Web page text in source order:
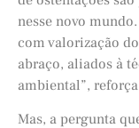
nesse novo
com valorização
abraço, aliados à
ambiental”,
Mas, a pergunta